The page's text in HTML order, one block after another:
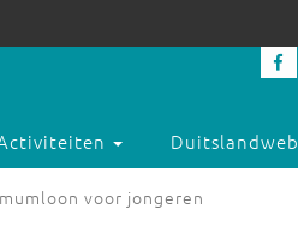
Duitslandweb
voor jongeren